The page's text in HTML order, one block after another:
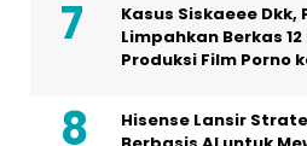
Kasus Siskaeee Dkk,
Limpahkan Berkas
Produksi Film Porno
Hisense Lansir